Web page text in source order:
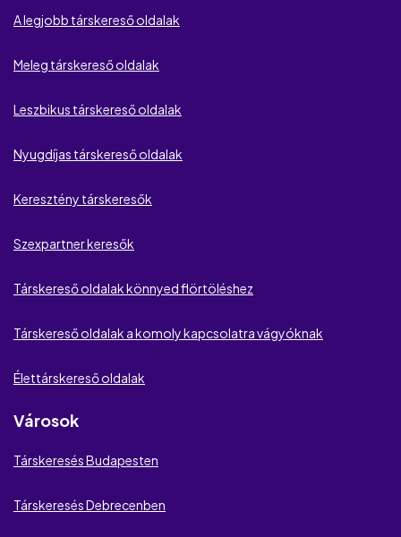
CougarCrush
EliteDate
International Cupid
Academic Singles
Viszonyom Értékelés
Párom.hu
Kézidő
Only Flirts
A legjobb társkereső oldalak
Meleg társkereső oldalak
Leszbikus társkereső oldalak
Nyugdíjas társkereső oldalak
Keresztény társkeresők
Szexpartner keresők
Társkereső oldalak könnyed flörtöléshez
Társkereső oldalak a komoly kapcsolatra vágyóknak
Élettárskereső oldalak
Városok
Társkeresés Budapesten
Társkeresés Debrecenben